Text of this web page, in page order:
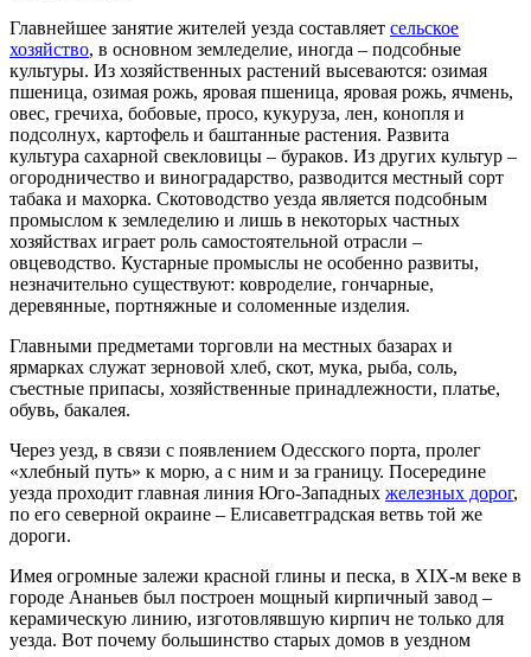
Главнейшее занятие жителей уезда составляет сельское
хозяйство, в основном земледелие, иногда – подсобные
культуры. Из хозяйственных растений высеваются: озимая
пшеница, озимая рожь, яровая пшеница, яровая рожь, ячмень,
овес, гречиха, бобовые, просо, кукуруза, лен, конопля и
подсолнух, картофель и баштанные растения. Развита
культура сахарной свекловицы – бураков. Из других культур –
огородничество и виноградарство, разводится местный сорт
табака и махорка. Скотоводство уезда является подсобным
промыслом к земледелию и лишь в некоторых частных
хозяйствах играет роль самостоятельной отрасли –
овцеводство. Кустарные промыслы не особенно развиты,
незначительно существуют: ковроделие, гончарные,
деревянные, портняжные и соломенные изделия.
Главными предметами торговли на местных базарах и
ярмарках служат зерновой хлеб, скот, мука, рыба, соль,
съестные припасы, хозяйственные принадлежности, платье,
обувь, бакалея.
Через уезд, в связи с появлением Одесского порта, пролег
«хлебный путь» к морю, а с ним и за границу. Посередине
уезда проходит главная линия Юго-Западных железных дорог,
по его северной окраине – Елисаветградская ветвь той же
дороги.
Имея огромные залежи красной глины и песка, в XIX-м веке в
городе Ананьев был построен мощный кирпичный завод –
керамическую линию, изготовлявшую кирпич не только для
уезда. Вот почему большинство старых домов в уездном